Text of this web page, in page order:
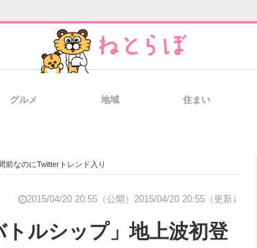
経営リーダ
グルメ 地域 住まい
なのにTwitterトレンド入り
2015/04/20 20:55（公開） 2015/04/20 20:55（更新）
ルシップ」地上波初登